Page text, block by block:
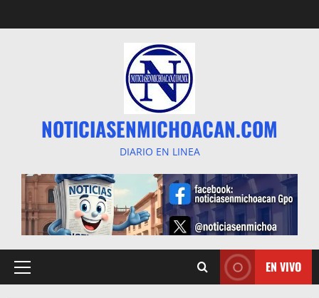
al
NOTICIASENMICHOACAN.COM
DIARIO EN LINEA
Menú
EN VIVO